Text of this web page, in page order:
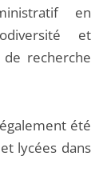
en
et
recherche
été
lycées dans